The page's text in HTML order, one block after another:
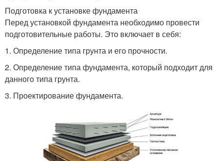
Подготовка к установке фундамента
Перед установкой фундамента необходимо провести
подготовительные работы. Это включает в себя:
1. Определение типа грунта и его прочности.
2. Определение типа фундамента, который подходит для
данного типа грунта.
3. Проектирование фундамента.